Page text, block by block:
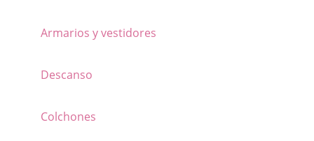
Armarios y vestidores
Descanso
Colchones